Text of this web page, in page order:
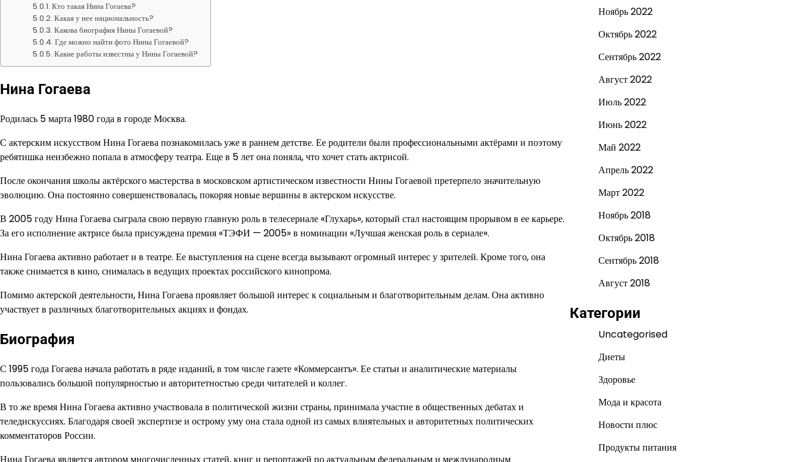
Кто такая Нина Гогаева?
Какая у нее национальность?
Какова биография Нины Гогаевой?
Где можно найти фото Нины Гогаевой?
Какие работы известны у Нины Гогаевой?
Нина Гогаева
Родилась 5 марта 1980 года в городе Москва.
С актерским искусством Нина Гогаева познакомилась уже в раннем детстве. Ее родители были профессиональными актёрами и поэтому
ребятишка неизбежно попала в атмосферу театра. Еще в 5 лет она поняла, что хочет стать актрисой.
После окончания школы актёрского мастерства в московском артистическом известности Нины Гогаевой претерпело значительную
эволюцию. Она постоянно совершенствовалась, покоряя новые вершины в актерском искусстве.
В 2005 году Нина Гогаева сыграла свою первую главную роль в телесериале «Глухарь», который стал настоящим прорывом в ее карьере.
За его исполнение актрисе была присуждена премия «ТЭФИ — 2005» в номинации «Лучшая женская роль в сериале».
Нина Гогаева активно работает и в театре. Ее выступления на сцене всегда вызывают огромный интерес у зрителей. Кроме того, она
также снимается в кино, снималась в ведущих проектах российского кинопрома.
Помимо актерской деятельности, Нина Гогаева проявляет большой интерес к социальным и благотворительным делам. Она активно
участвует в различных благотворительных акциях и фондах.
Биография
С 1995 года Гогаева начала работать в ряде изданий, в том числе газете «Коммерсантъ». Ее статьи и аналитические материалы
пользовались большой популярностью и авторитетностью среди читателей и коллег.
В то же время Нина Гогаева активно участвовала в политической жизни страны, принимала участие в общественных дебатах и
теледискуссиях. Благодаря своей экспертизе и острому уму она стала одной из самых влиятельных и авторитетных политических
комментаторов России.
Нина Гогаева является автором многочисленных статей, книг и репортажей по актуальным федеральным и международным
Ноябрь 2022
Октябрь 2022
Сентябрь 2022
Август 2022
Июль 2022
Июнь 2022
Май 2022
Апрель 2022
Март 2022
Ноябрь 2018
Октябрь 2018
Сентябрь 2018
Август 2018
Категории
Uncategorised
Диеты
Здоровье
Мода и красота
Новости плюс
Продукты питания